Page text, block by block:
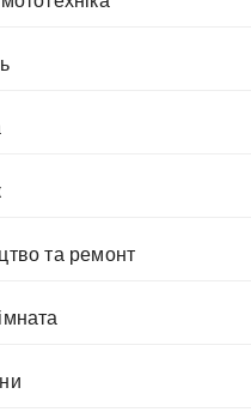
та ремонт